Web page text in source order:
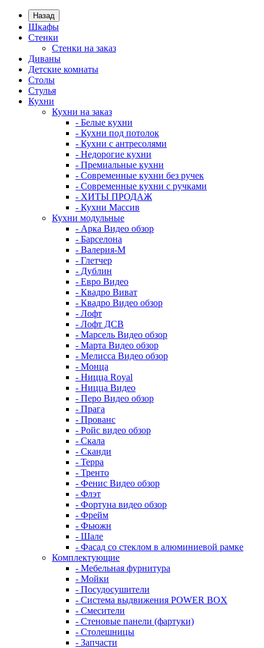
Назад
Шкафы
Стенки
Стенки на заказ
Диваны
Детские комнаты
Столы
Стулья
Кухни
Кухни на заказ
- Белые кухни
- Кухни под потолок
- Кухни с антресолями
- Недорогие кухни
- Премиальные кухни
- Современные кухни без ручек
- Современные кухни с ручками
- ХИТЫ ПРОДАЖ
- Кухни Массив
Кухни модульные
- Арка Видео обзор
- Барселона
- Валерия-М
- Глетчер
- Дублин
- Евро Видео
- Квадро Виват
- Квадро Видео обзор
- Лофт
- Лофт ДСВ
- Марсель Видео обзор
- Марта Видео обзор
- Мелисса Видео обзор
- Монца
- Ницца Royal
- Ницца Видео
- Перо Видео обзор
- Прага
- Прованс
- Ройс видео обзор
- Скала
- Сканди
- Терра
- Тренто
- Фенис Видео обзор
- Флэт
- Фортуна видео обзор
- Фрейм
- Фьюжн
- Шале
- Фасад со стеклом в алюминиевой рамке
Комплектующие
- Мебельная фурнитура
- Мойки
- Посудосушители
- Система выдвижения POWER BOX
- Смесители
- Стеновые панели (фартуки)
- Столешницы
- Запчасти